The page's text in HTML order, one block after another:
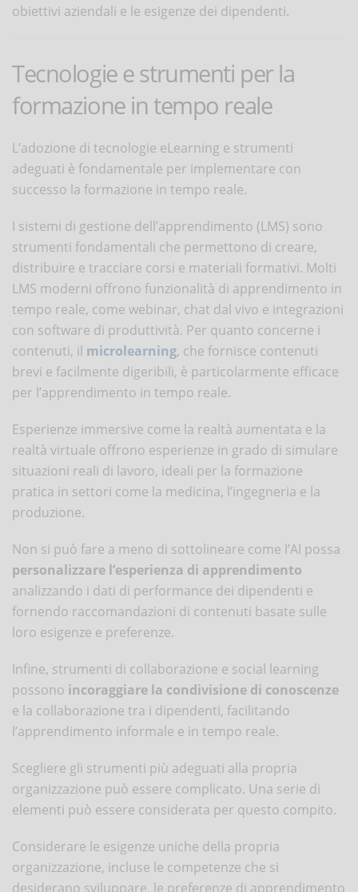
obiettivi aziendali e le esigenze dei dipendenti.
Tecnologie e strumenti per la
formazione in tempo reale
L’adozione di tecnologie eLearning e strumenti
adeguati è fondamentale per implementare con
successo la formazione in tempo reale.
I sistemi di gestione dell’apprendimento (LMS) sono
strumenti fondamentali che permettono di creare,
distribuire e tracciare corsi e materiali formativi. Molti
LMS moderni offrono funzionalità di apprendimento in
tempo reale, come webinar, chat dal vivo e integrazioni
con software di produttività. Per quanto concerne i
contenuti, il microlearning, che fornisce contenuti
brevi e facilmente digeribili, è particolarmente efficace
per l’apprendimento in tempo reale.
Esperienze immersive come la realtà aumentata e la
realtà virtuale offrono esperienze in grado di simulare
situazioni reali di lavoro, ideali per la formazione
pratica in settori come la medicina, l’ingegneria e la
produzione.
Non si può fare a meno di sottolineare come l’AI possa
personalizzare l’esperienza di apprendimento
analizzando i dati di performance dei dipendenti e
fornendo raccomandazioni di contenuti basate sulle
loro esigenze e preferenze.
Infine, strumenti di collaborazione e social learning
possono incoraggiare la condivisione di conoscenze
e la collaborazione tra i dipendenti, facilitando
l’apprendimento informale e in tempo reale.
Scegliere gli strumenti più adeguati alla propria
organizzazione può essere complicato. Una serie di
elementi può essere considerata per questo compito.
Considerare le esigenze uniche della propria
organizzazione, incluse le competenze che si
desiderano sviluppare, le preferenze di apprendimento